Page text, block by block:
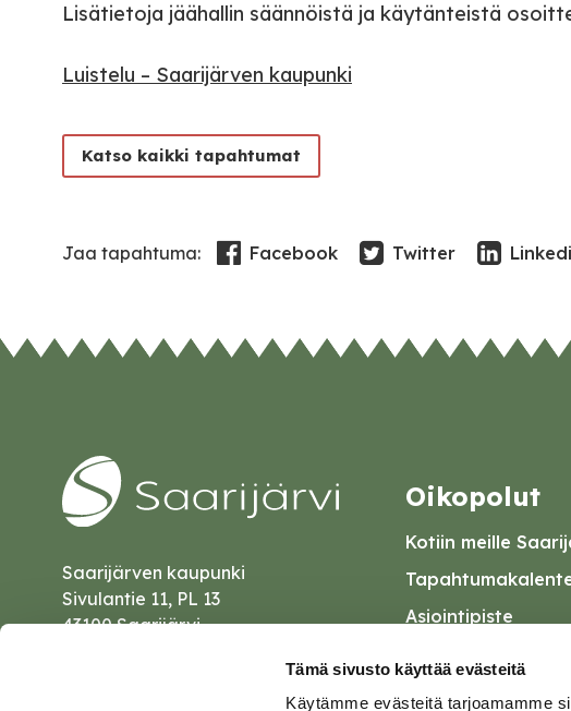
Tämä sivusto käyttää evästeitä
Käytämme evästeitä tarjoamamme
Lisätietoja jäähallin säännöistä ja käytänteistä
Luistelu – Saarijärven kaupunki
Katso kaikki tapahtumat
Jaa tapahtuma: Facebook Twitter
Saarijärven kaupunki
Sivulantie 11, PL 13
43100 Saarijärvi
Oikopolut
Kotiin meille
Asiointipiste